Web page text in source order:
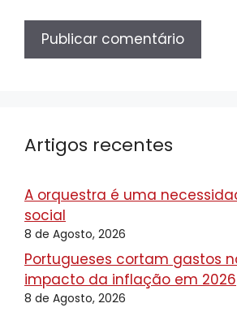
Artigos recentes
A orquestra é uma
social
8 de Agosto, 2026
Portugueses cortam gastos
impacto da inflação em 2026
8 de Agosto, 2026